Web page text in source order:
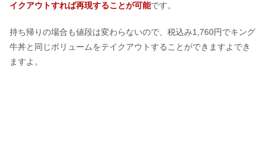
イクアウトすれば再現することが可能です。
持ち帰りの場合も値段は変わらないので、税込み1,760円でキング
牛丼と同じボリュームをテイクアウトすることができますよでき
ますよ。